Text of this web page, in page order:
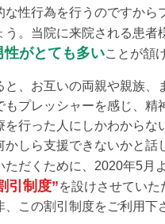
性行為を行うのですから
。当院に来院される患者
性がとても多いことが頷
と、お互いの両親や親族
プレッシャーを感じ、
行った人にしかわからな
かしら支援できないかと
ただくために、2020年5月
引制度”を設けさせていた
この割引制度をご利用下